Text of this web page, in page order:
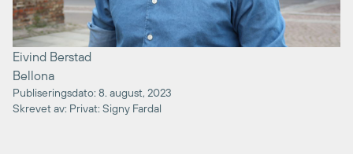
Eivind Berstad
Bellona
Publiseringsdato: 8. august, 2023
Skrevet av: Privat: Signy Fardal